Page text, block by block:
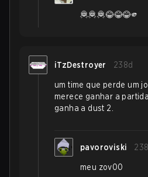
🦧🦧🦧😂😂😂🫵
iTzDestroyer 238d
um time que perde um
merece ganhar a
ganha a dust 2.
pavoroviski
meu zov00